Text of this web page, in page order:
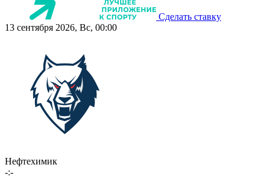
Сделать ставку
13 сентября 2026, Вс, 00:00
Нефтехимик
-:-